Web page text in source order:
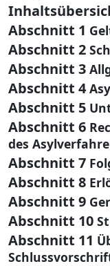
Abschnitt 1
Abschnitt 2
Abschnitt 3
Abschnitt 4
Abschnitt 5
Abschnitt 6
des
Abschnitt 7
Abschnitt 8
Abschnitt 9
Abschnitt 10
Abschnitt 11